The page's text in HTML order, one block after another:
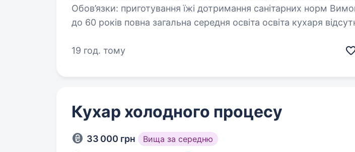
Обов’язки: приготування їжі дотримання санітарних норм Вимоги: вік від 18
до 60 років повна загальна середня освіта освіта кухаря відсутність
19 год. тому
Кухар холодного процесу
33 000 грн Вища за середню